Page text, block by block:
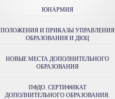
ЮНАРМИЯ
ПОЛОЖЕНИЯ И ПРИКАЗЫ УПРАВЛЕНИЯ
ОБРАЗОВАНИЯ И ДЮЦ
НОВЫЕ МЕСТА ДОПОЛНИТЕЛЬНОГО
ОБРАЗОВАНИЯ
ПФДО. СЕРТИФИКАТ
ДОПОЛНИТЕЛЬНОГО ОБРАЗОВАНИЯ.